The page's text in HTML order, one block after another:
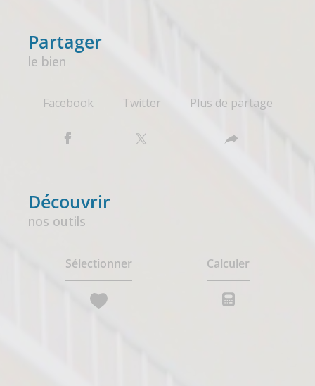
partager
le bien
Facebook Twitter Plus de partage
découvrir
nos outils
Sélectionner Calculer